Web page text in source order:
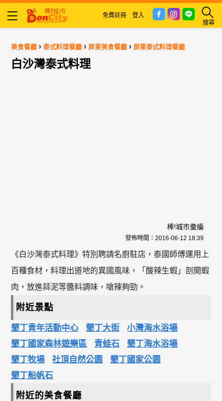
搜尋
免費註冊 登入
美食餐廳 ›泰式料理餐廳 › 屏東美食餐廳 › 屏東泰式料理餐廳
白沙灣泰式料理
棒!城市彙編
發佈時間： 2016-06-12 18:39
《白沙灣泰式料理》特別聘請名廚駐店，泰國師傅運用上
百種食材，料理出道地的異國風味，「酸辣生蝦」剖開蝦
肉，放進蒜泥等醬料調味，嗆辣夠勁。
附近景點
墾丁青年活動中心 墾丁大街
小灣海水浴場
墾丁國家森林遊樂區
青蛙石
墾丁海水浴場
墾丁牧場
社頂自然公園
墾丁國家公園
墾丁船帆石
附近的美食餐廳